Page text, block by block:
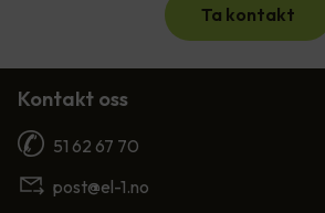
Ta kontakt
Kontakt oss
51 62 67 70
post@el-1.no